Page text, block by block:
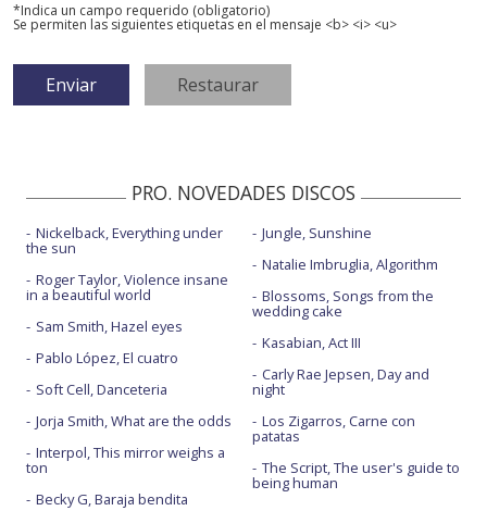
*Indica un campo requerido (obligatorio)
Se permiten las siguientes etiquetas en el mensaje <b> <i> <u>
PRO. NOVEDADES DISCOS
Nickelback, Everything under
the sun
Roger Taylor, Violence insane
in a beautiful world
Sam Smith, Hazel eyes
Pablo López, El cuatro
Soft Cell, Danceteria
Jorja Smith, What are the odds
Interpol, This mirror weighs a
ton
Becky G, Baraja bendita
Jungle, Sunshine
Natalie Imbruglia, Algorithm
Blossoms, Songs from the
wedding cake
Kasabian, Act III
Carly Rae Jepsen, Day and
night
Los Zigarros, Carne con
patatas
The Script, The user's guide to
being human